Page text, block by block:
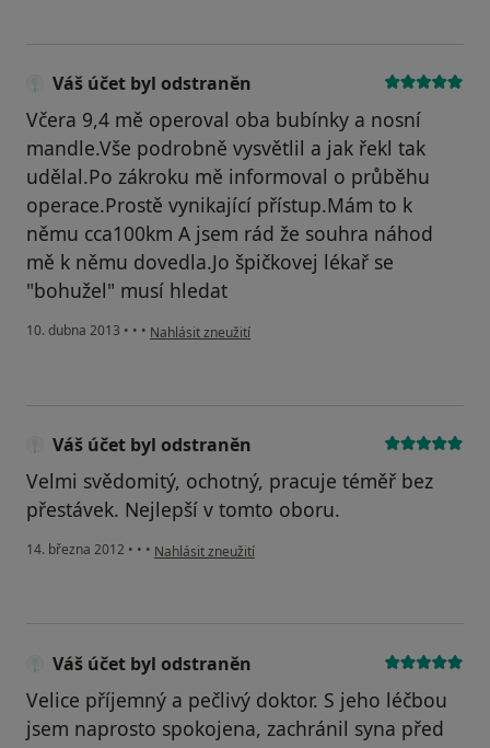
Váš účet byl odstraněn
Včera 9,4 mě operoval oba bubínky a nosní
mandle.Vše podrobně vysvětlil a jak řekl tak
udělal.Po zákroku mě informoval o průběhu
operace.Prostě vynikající přístup.Mám to k
němu cca100km A jsem rád že souhra náhod
mě k němu dovedla.Jo špičkovej lékař se
"bohužel" musí hledat
10. dubna 2013 • • • podle názoru uživatele Váš účet byl odstraněn
Nahlásit zneužití
Váš účet byl odstraněn
Velmi svědomitý, ochotný, pracuje téměř bez
přestávek. Nejlepší v tomto oboru.
14. března 2012 • • • podle názoru uživatele Váš účet byl odstraněn
Nahlásit zneužití
Váš účet byl odstraněn
Velice příjemný a pečlivý doktor. S jeho léčbou
jsem naprosto spokojena, zachránil syna před